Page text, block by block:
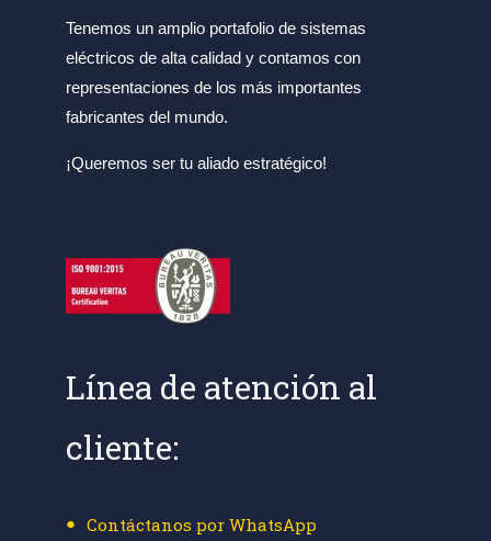
Tenemos un amplio portafolio de sistemas
eléctricos de alta calidad y contamos con
representaciones de los más importantes
fabricantes del mundo.
¡Queremos ser tu aliado estratégico!
Línea de atención al
cliente:
Contáctanos por WhatsApp